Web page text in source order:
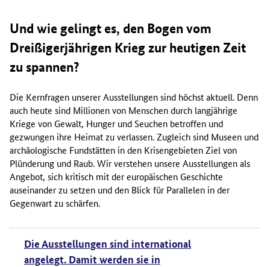
Und wie gelingt es, den Bogen vom
Dreißigerjährigen Krieg zur heutigen Zeit
zu spannen?
Die Kernfragen unserer Ausstellungen sind höchst aktuell. Denn
auch heute sind Millionen von Menschen durch langjährige
Kriege von Gewalt, Hunger und Seuchen betroffen und
gezwungen ihre Heimat zu verlassen. Zugleich sind Museen und
archäologische Fundstätten in den Krisengebieten Ziel von
Plünderung und Raub. Wir verstehen unsere Ausstellungen als
Angebot, sich kritisch mit der europäischen Geschichte
auseinander zu setzen und den Blick für Parallelen in der
Gegenwart zu schärfen.
Die Ausstellungen sind international
angelegt. Damit werden sie in